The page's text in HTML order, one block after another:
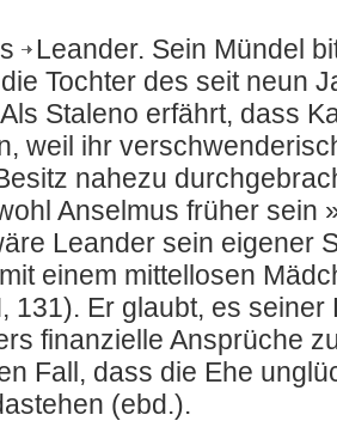
Leander. Sein Mündel
Tochter des seit neun
Staleno erfährt, dass
weil ihr
nahezu
Anselmus früher sein
Leander sein eigener
einem mittellosen
131). Er glaubt, es
finanzielle Ansprüche
Fall, dass die Ehe
(ebd.).